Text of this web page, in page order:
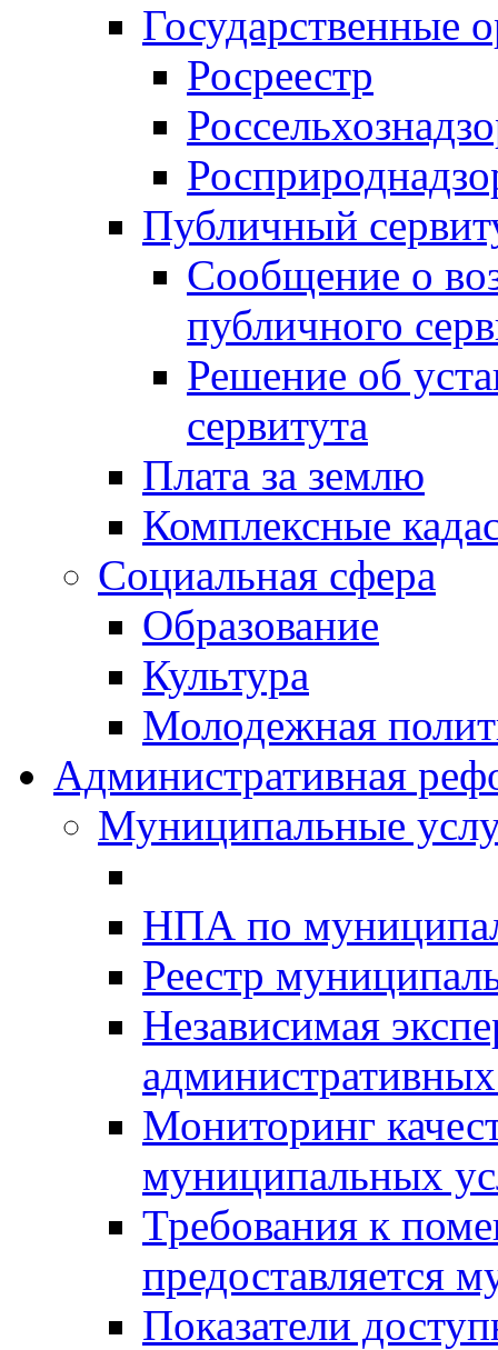
Государственные
Росреестр
Публичный
Сообщение о
публичного
Решение об
сервитута
Плата за землю
Комплексные
Социальная сфера
Образование
Культура
Молодежная
Административная
Муниципальные
НПА по
Реестр
Независимая
Мониторинг
муниципальных
Требования к
предоставляется
Показатели